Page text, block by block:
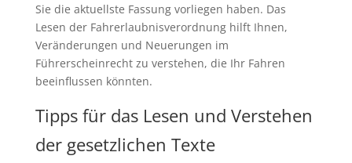
Sie die aktuellste Fassung vorliegen haben. Das
Lesen der Fahrerlaubnisverordnung hilft Ihnen,
Veränderungen und Neuerungen im
Führerscheinrecht zu verstehen, die Ihr Fahren
beeinflussen könnten.
Tipps für das Lesen und Verstehen
der gesetzlichen Texte